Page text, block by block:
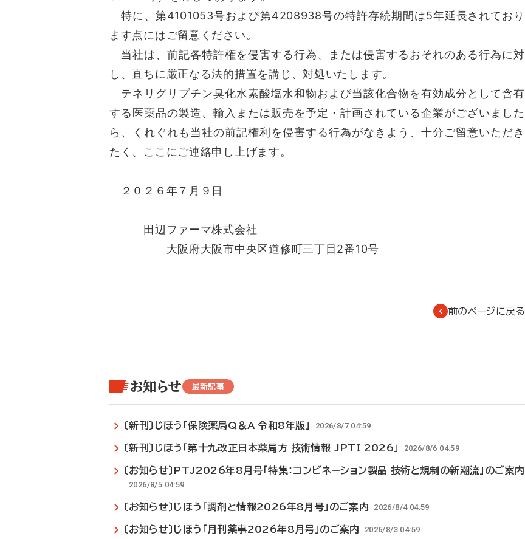
特に、第4101053号および第4208938号の特許存続期間は5年延長されており
ます点にはご留意ください。
当社は、前記各特許権を侵害する行為、または侵害するおそれのある行為に対
し、直ちに厳正なる法的措置を講じ、対処いたします。
テネリグリプチン臭化水素酸塩水和物および当該化合物を有効成分として含有
する医薬品の製造、輸入または販売を予定・計画されている企業がございました
ら、くれぐれも当社の前記権利を侵害する行為がなきよう、十分ご留意いただき
たく、ここにご連絡申し上げます。
２０２６年７月９日
田辺ファーマ株式会社
大阪府大阪市中央区道修町三丁目2番10号
前のページに戻る
お知らせ 最新記事
〔新刊〕じほう「保険薬局Q＆A 令和8年版」 2026/8/7 04:59
〔新刊〕じほう「第十九改正日本薬局方 技術情報 JPTI 2026」 2026/8/6 04:59
〔お知らせ〕PTJ2026年8月号「特集：コンビネーション製品 技術と規制の新潮流」のご案内
2026/8/5 04:59
〔お知らせ〕じほう「調剤と情報2026年8月号」のご案内 2026/8/4 04:59
〔お知らせ〕じほう「月刊薬事2026年8月号」のご案内 2026/8/3 04:59